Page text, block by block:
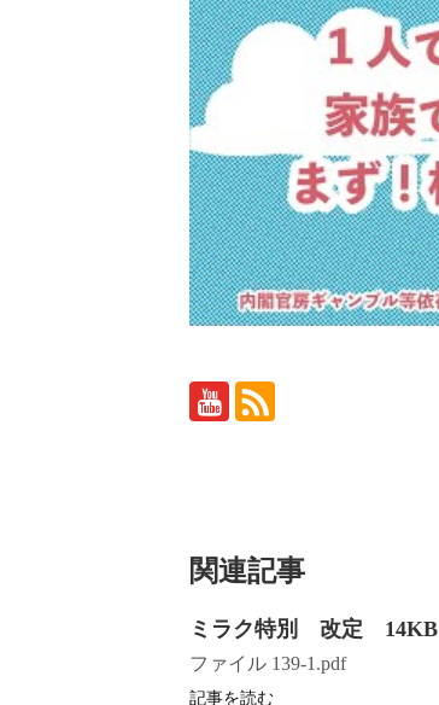
関連記事
ミラク特別 改定 14KB
ファイル 139-1.pdf
記事を読む